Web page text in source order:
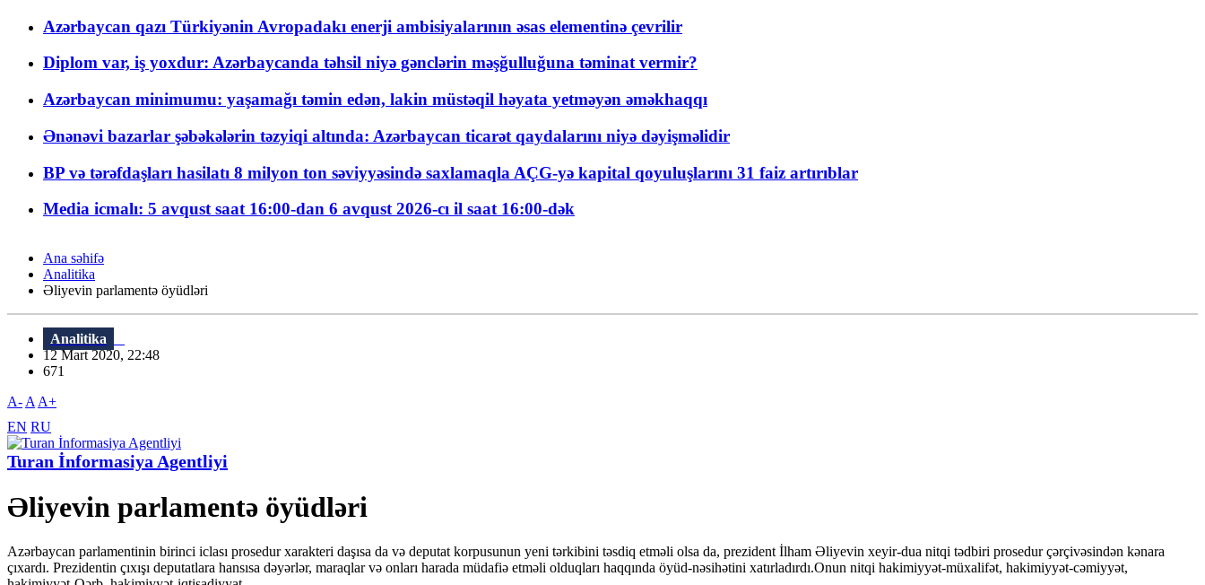
Azərbaycan qazı Türkiyənin Avropadakı enerji ambisiyalarının əsas elementinə çevrilir
Diplom var, iş yoxdur: Azərbaycanda təhsil niyə gənclərin məşğulluğuna təminat vermir?
Azərbaycan minimumu: yaşamağı təmin edən, lakin müstəqil həyata yetməyən əməkhaqqı
Ənənəvi bazarlar şəbəkələrin təzyiqi altında: Azərbaycan ticarət qaydalarını niyə dəyişməlidir
BP və tərəfdaşları hasilatı 8 milyon ton səviyyəsində saxlamaqla AÇG-yə kapital qoyuluşlarını 31 faiz artırıblar
Media icmalı: 5 avqust saat 16:00-dan 6 avqust 2026-cı il saat 16:00-dək
Ana səhifə
Analitika
Əliyevin parlamentə öyüdləri
Analitika
12 Mart 2020, 22:48
671
A- A A+
EN RU
Turan İnformasiya Agentliyi
Əliyevin parlamentə öyüdləri
Azərbaycan parlamentinin birinci iclası prosedur xarakteri daşısa da və deputat korpusunun yeni tərkibini təsdiq etməli olsa da, prezident İlham Əliyevin xeyir-dua nitqi tədbiri prosedur çərçivəsindən kənara
çıxardı. Prezidentin çıxışı deputatlara hansısa dəyərlər, maraqlar və onları harada müdafiə etməli olduqları haqqında öyüd-nəsihətini xatırladırdı.Onun nitqi hakimiyyət-müxalifət, hakimiyyət-cəmiyyət,